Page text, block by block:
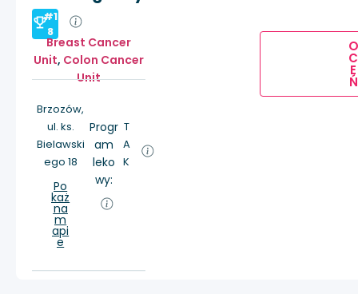
#1
8
Breast Cancer
Unit, Colon Cancer
Unit
Brzozów,
ul. ks.
Bielawski
ego 18
Po
każ
na
m
api
e
Progr
am
leko
wy:
T
A
K
O
C
E
Ń